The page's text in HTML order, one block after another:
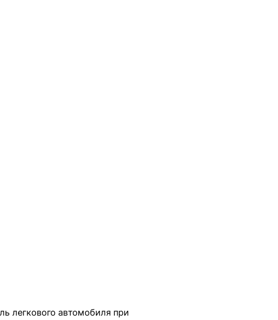
легкового автомобиля при